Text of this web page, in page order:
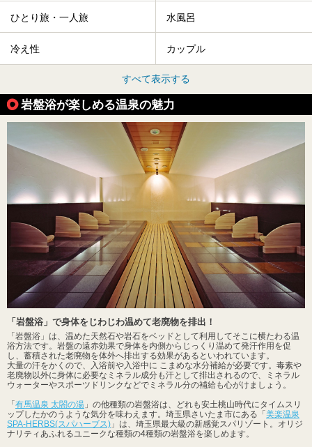
ひとり旅・一人旅 水風呂
冷え性 カップル
すべて表示する
岩盤浴が楽しめる温泉の魅力
「岩盤浴」で身体をじわじわ温めて老廃物を排出！
「岩盤浴」は、温めた天然石や岩石をベッドとして利用してそこに横たわる温
浴方法です。岩盤の遠赤効果で身体を内側からじっくり温めて発汗作用を促
し、蓄積された老廃物を体外へ排出する効果があるといわれています。
大量の汗をかくので、入浴前や入浴中に こまめな水分補給が必要です。毒素や
老廃物以外に身体に必要なミネラル成分も汗として排出されるので、ミネラル
ウォーターやスポーツドリンクなどでミネラル分の補給も心がけましょう。
「 有馬温泉 太閤の湯 」の他種類の岩盤浴は、どれも安土桃山時代にタイムスリ
ップしたかのうような気分を味わえます。埼玉県さいたま市にある「 美楽温泉
SPA-HERBS(スパハーブス) 」は、埼玉県最大級の新感覚スパリゾート。オリジ
ナリティあふれるユニークな種類の4種類の岩盤浴を楽しめます。